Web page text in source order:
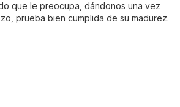
que le preocupa, dándonos una vez
prueba bien cumplida de su madurez.